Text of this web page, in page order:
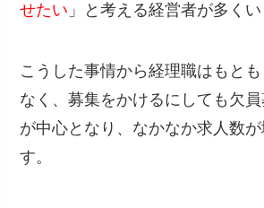
せたい 」と考える経営者が多くい
こうした事情から経理職はもと
なく、募集をかけるにしても欠
が中心となり、なかなか求人数
す。